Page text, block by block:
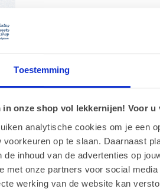
Toestemming
in onze shop vol lekkernijen! Voor
analytische cookies om je een
voorkeuren op te slaan. Daarnaast
de inhoud van de advertenties op
met onze partners voor social
werking van de website kan
Voor wie op zoek is naar
Wanneer je kiest voor onze
bestelling, waar wij je
Dezeverfrissende
kennis te maken met de
staan wij altijd voor je klaar via
FAQ – Veelgestelde